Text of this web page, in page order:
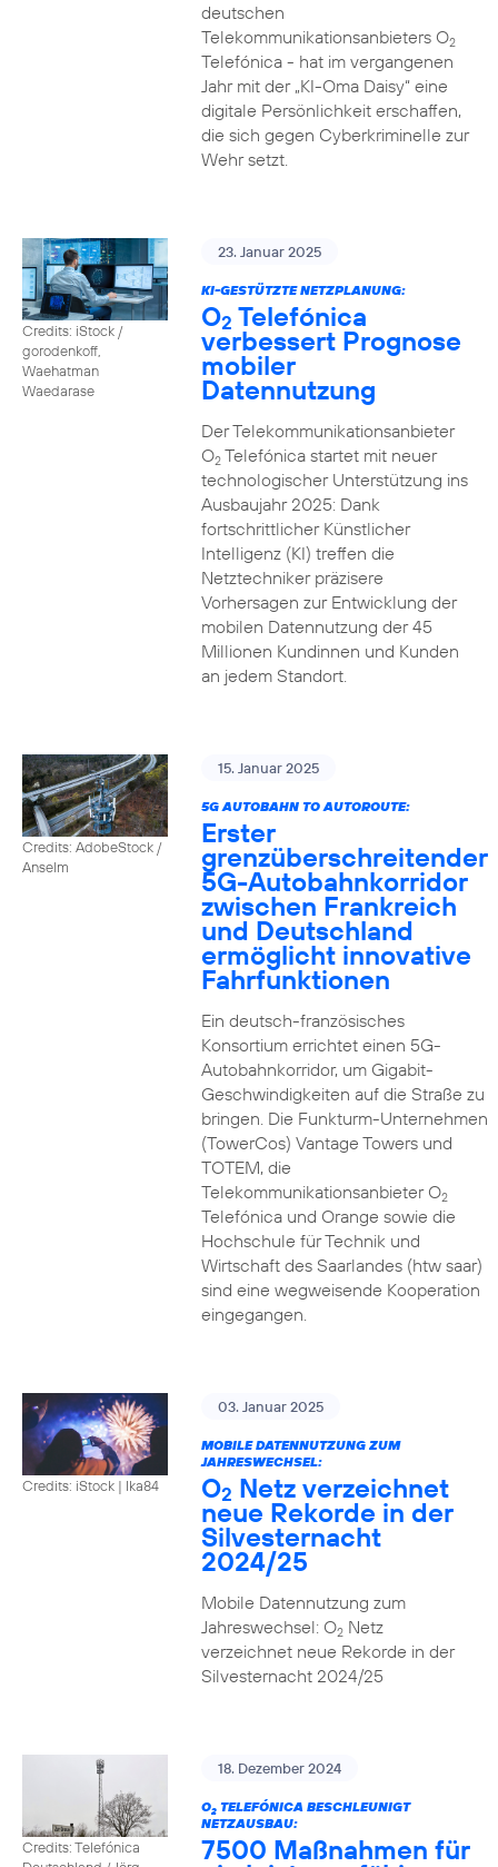
deutschen
Telekommunikationsanbieters O2
Telefónica - hat im vergangenen
Jahr mit der „KI-Oma Daisy“ eine
digitale Persönlichkeit erschaffen,
die sich gegen Cyberkriminelle zur
Wehr setzt.
Credits: iStock /
gorodenkoff,
Waehatman
Waedarase
23. Januar 2025
KI-GESTÜTZTE NETZPLANUNG:
O2 Telefónica
verbessert Prognose
mobiler
Datennutzung
Der Telekommunikationsanbieter
O2Telefónica startet mit neuer
technologischer Unterstützung ins
Ausbaujahr 2025: Dank
fortschrittlicher Künstlicher
Intelligenz (KI) treffen die
Netztechniker präzisere
Vorhersagen zur Entwicklung der
mobilen Datennutzung der 45
Millionen Kundinnen und Kunden
an jedem Standort.
Credits: AdobeStock /
Anselm
15. Januar 2025
5G AUTOBAHN TO AUTOROUTE:
Erster
grenzüberschreitender
5G-Autobahnkorridor
zwischen Frankreich
und Deutschland
ermöglicht innovative
Fahrfunktionen
Ein deutsch-französisches
Konsortium errichtet einen 5G-
Autobahnkorridor, um Gigabit-
Geschwindigkeiten auf die Straße zu
bringen. Die Funkturm-Unternehmen
(TowerCos) Vantage Towers und
TOTEM, die
Telekommunikationsanbieter O2
Telefónica und Orange sowie die
Hochschule für Technik und
Wirtschaft des Saarlandes (htw saar)
sind eine wegweisende Kooperation
eingegangen.
Credits: iStock | Ika84
03. Januar 2025
MOBILE DATENNUTZUNG ZUM
JAHRESWECHSEL:
O2 Netz verzeichnet
neue Rekorde in der
Silvesternacht
2024/25
Mobile Datennutzung zum
Jahreswechsel: O2Netz
verzeichnet neue Rekorde in der
Silvesternacht 2024/25
Credits: Telefónica
18. Dezember 2024
O2TELEFÓNICA BESCHLEUNIGT
NETZAUSBAU:
7500 Maßnahmen für